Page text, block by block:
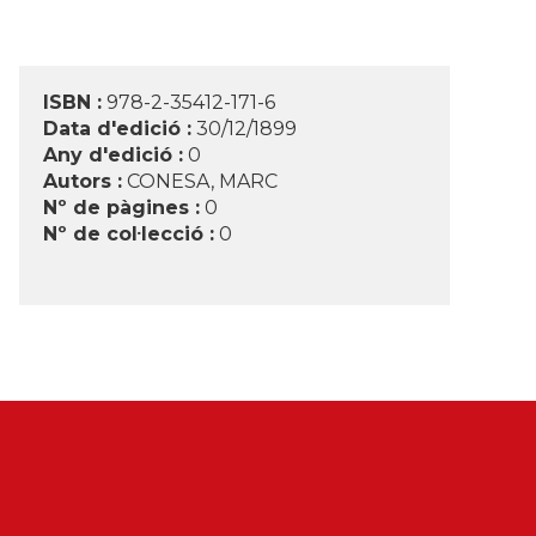
ISBN : 978-2-35412-171-6
Data d'edició : 30/12/1899
Any d'edició : 0
Autors : CONESA, MARC
Nº de pàgines : 0
Nº de col·lecció : 0